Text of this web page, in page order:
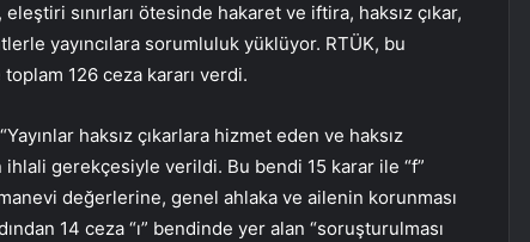
sınırları ötesinde hakaret ve iftira, haksız çıkar,
yayıncılara sorumluluk yüklüyor. RTÜK, bu
126 ceza kararı verdi.
haksız çıkarlara hizmet eden ve haksız
gerekçesiyle verildi. Bu bendi 15 karar ile “f”
değerlerine, genel ahlaka ve ailenin korunması
14 ceza “ı” bendinde yer alan “soruşturulması